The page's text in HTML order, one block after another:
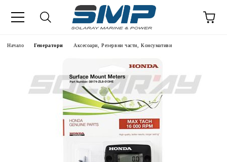
Начало Генератори Аксесоари, Резервни части, Консумативи